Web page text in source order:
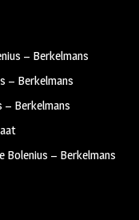
– Berkelmans
– Berkelmans
– Berkelmans
Bolenius – Berkelmans